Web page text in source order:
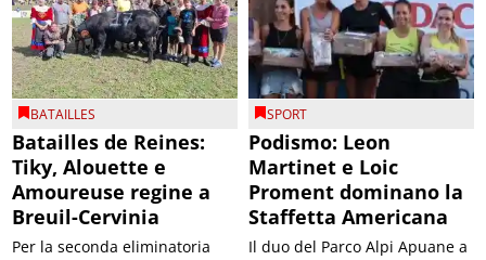
BATAILLES
Batailles de Reines:
Tiky, Alouette e
Amoureuse regine a
Breuil-Cervinia
Per la seconda eliminatoria
SPORT
Podismo: Leon
Martinet e Loic
Proment dominano la
Staffetta Americana
Il duo del Parco Alpi Apuane a